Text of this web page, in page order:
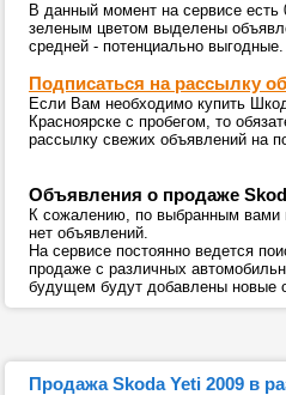
В данный момент на сервисе
зеленым цветом выделены
средней - потенциально выгодные.
Подписаться на рассылку
Если Вам необходимо купить
Красноярске с пробегом, то
рассылку свежих объявлений на
Объявления о продаже
К сожалению, по выбранным
нет объявлений.
На сервисе постоянно ведется
продаже с различных
будущем будут добавлены новые
Продажа Skoda Yeti 2009 в